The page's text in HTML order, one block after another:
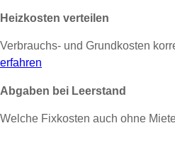
Heizkosten verteilen
Verbrauchs- und Grundkosten
erfahren
Abgaben bei Leerstand
Welche Fixkosten auch ohne